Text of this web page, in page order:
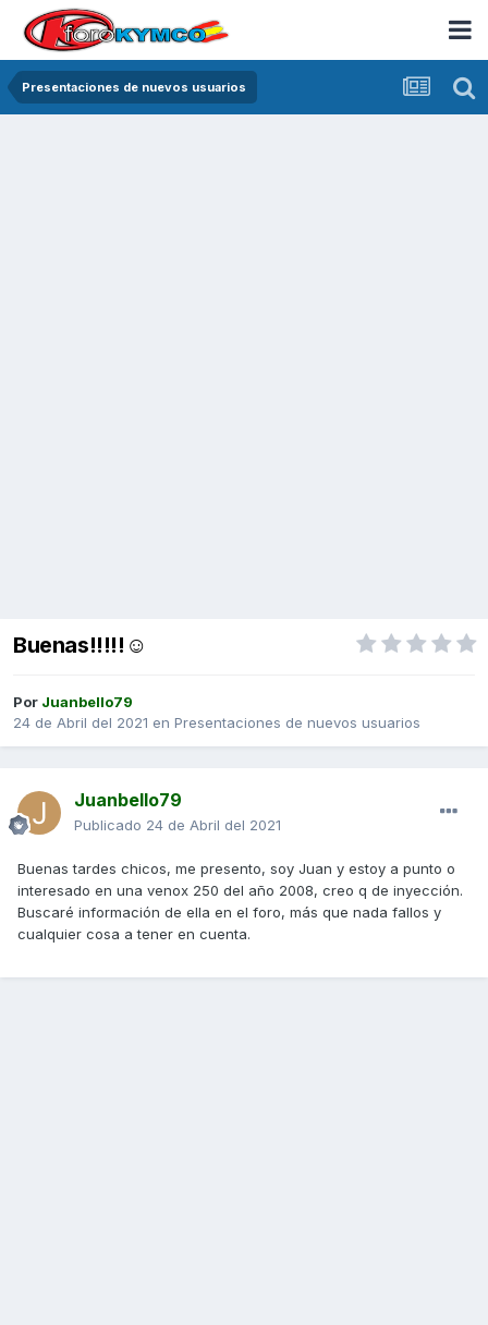
Presentaciones de nuevos usuarios
Buenas!!!!!☺️
Por Juanbello79
24 de Abril del 2021 en Presentaciones de nuevos usuarios
Juanbello79
Publicado 24 de Abril del 2021
Buenas tardes chicos, me presento, soy Juan y estoy a punto o
interesado en una venox 250 del año 2008, creo q de inyección.
Buscaré información de ella en el foro, más que nada fallos y
cualquier cosa a tener en cuenta.